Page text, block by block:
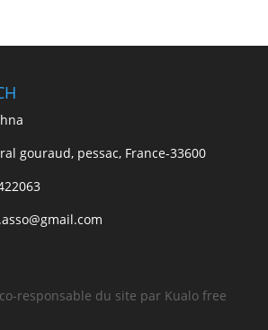
gouraud, pessac, France-33600
responsable du site par Kualo free